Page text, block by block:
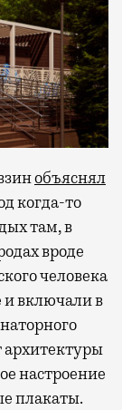
объяснял
когда-то
там, в
вроде
человека
и включали в
архитектуры
настроение
плакаты.